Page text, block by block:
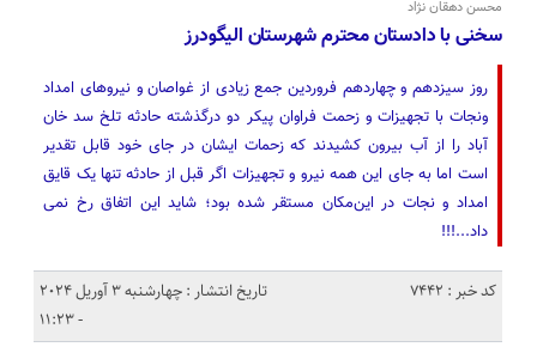
محسن دهقان نژاد
سخنی با دادستان محترم شهرستان الیگودرز
روز سیزدهم و چهاردهم فروردین جمع زیادی از غواصان و نیروهای امداد
ونجات با‌ تجهیزات و زحمت فراوان پیکر دو درگذشته حادثه تلخ سد خان
آباد را از آب بیرون کشیدند که زحمات ایشان در جای خود قابل تقدیر
است اما به جای این همه نیرو و تجهیزات اگر قبل از حادثه تنها یک قایق
امداد و نجات در این‌مکان مستقر شده بود؛ شاید این اتفاق رخ نمی
داد...!!!
کد خبر : 7442
تاریخ انتشار : چهارشنبه 3 آوریل 2024
- 11:23